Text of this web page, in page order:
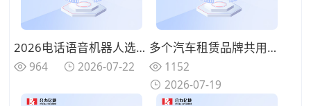
2026电话语音机器人选型指南：大容量与低成本方案的适用边界
964 2026-07-22
多个汽车租赁品牌共用一条热线，语音客服如何识别客户并准确转接？
1152
2026-07-19